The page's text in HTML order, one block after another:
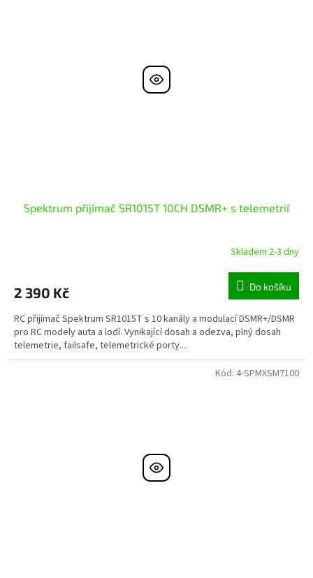
Spektrum přijímač SR1015T 10CH DSMR+ s telemetrií
Skladem 2-3 dny
2 390 Kč Do košíku
RC přijímač Spektrum SR1015T s 10 kanály a modulací DSMR+/DSMR
pro RC modely auta a lodí. Vynikající dosah a odezva, plný dosah
telemetrie, failsafe, telemetrické porty....
Kód: 4-SPMXSM7100